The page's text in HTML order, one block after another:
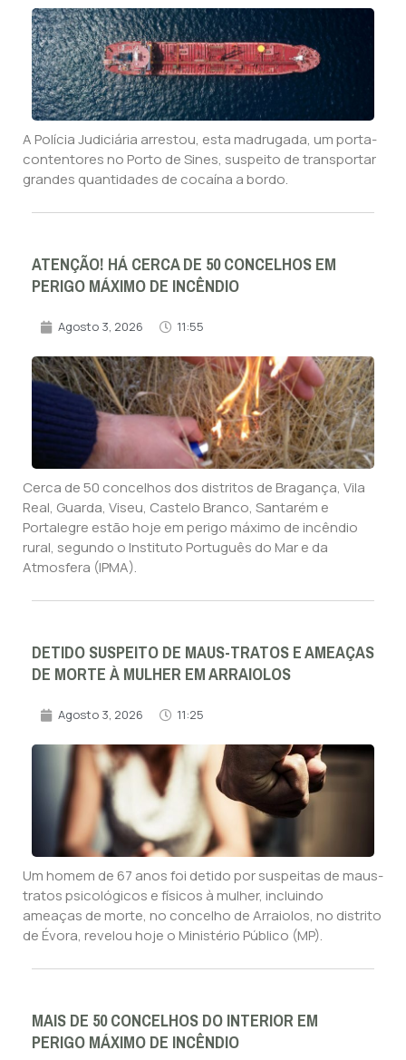
A Polícia Judiciária arrestou, esta madrugada, um porta-
contentores no Porto de Sines, suspeito de transportar
grandes quantidades de cocaína a bordo.
ATENÇÃO! HÁ CERCA DE 50 CONCELHOS EM
PERIGO MÁXIMO DE INCÊNDIO
Agosto 3, 2026 11:55
Cerca de 50 concelhos dos distritos de Bragança, Vila
Real, Guarda, Viseu, Castelo Branco, Santarém e
Portalegre estão hoje em perigo máximo de incêndio
rural, segundo o Instituto Português do Mar e da
Atmosfera (IPMA).
DETIDO SUSPEITO DE MAUS-TRATOS E AMEAÇAS
DE MORTE À MULHER EM ARRAIOLOS
Agosto 3, 2026 11:25
Um homem de 67 anos foi detido por suspeitas de maus-
tratos psicológicos e físicos à mulher, incluindo
ameaças de morte, no concelho de Arraiolos, no distrito
de Évora, revelou hoje o Ministério Público (MP).
MAIS DE 50 CONCELHOS DO INTERIOR EM
PERIGO MÁXIMO DE INCÊNDIO